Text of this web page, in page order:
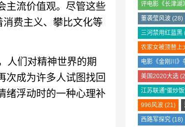
流价值观。尽管这些
消费主义、攀比文化等
人们对精神世界的期
次成为许多人试图找回
绪浮动时的一种心理补
评电影《长津湖》
董袭莹风波 (28)
三河禁用红蓝黑
农家女被顶替上
电影《金刚川》
美国2020大选
江苏联通“蛋炒饭
996风波 (21)
西路军探究 (18)